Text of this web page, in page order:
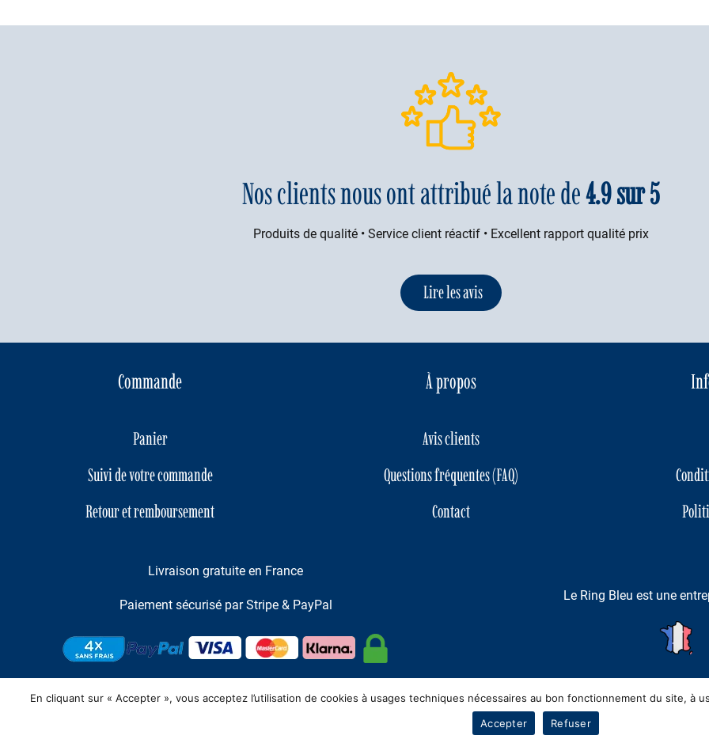
Nos clients nous ont attribué la note de4.9 sur 5
Produits de qualité • Service client réactif • Excellent rapport qualité prix
Lire les avis
Commande
Panier
Suivi de votre commande
Retour et remboursement
À propos
Avis clients
Questions fréquentes (FAQ)
Contact
Livraison gratuite en France
Paiement sécurisé par Stripe & PayPal
Le Ring Bleu est une
© 2022-2026 Tous droits réservés
En cliquant sur « Accepter », vous acceptez l’utilisation de cookies à usages techniques nécessaires au bon fonctionnement du site, à
Accepter Refuser